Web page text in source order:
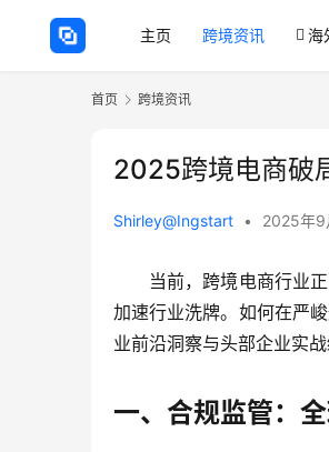
主页 跨境资讯 海
首页 跨境资讯
2025跨境电商破
Shirley@Ingstart • 2025年9
当前，跨境电商行业
加速行业洗牌。如何在严
业前沿洞察与头部企业实
一、合规监管：